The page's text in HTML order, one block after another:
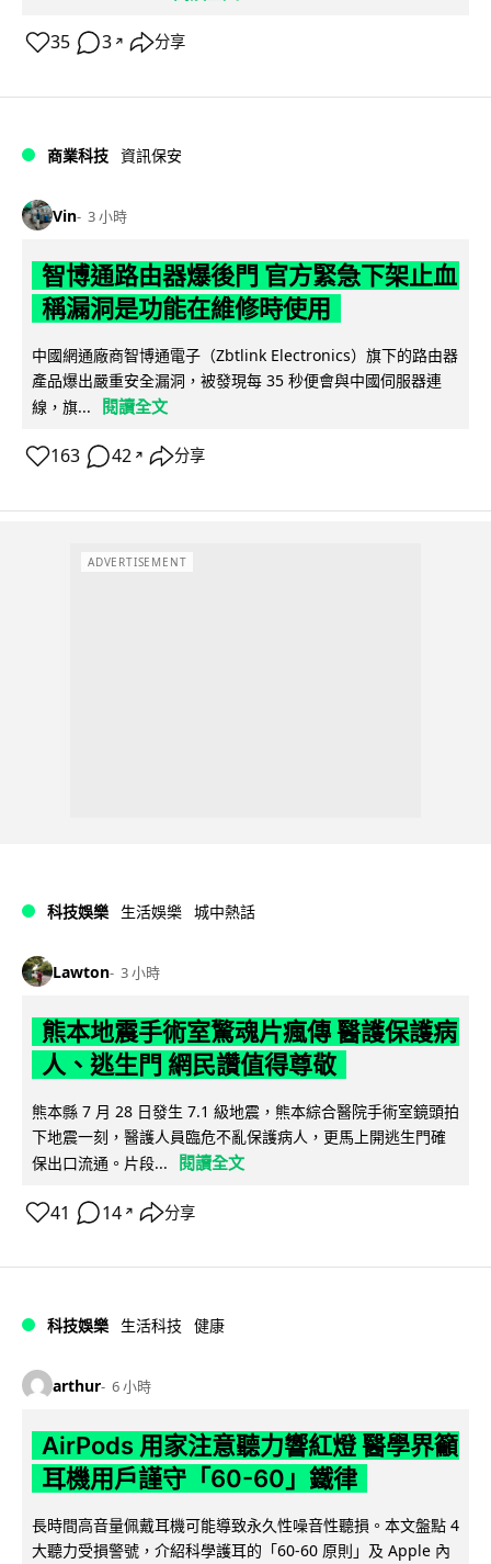
35 3 ↗ 分享
商業科技 資訊保安
Vin 3 小時
智博通路由器爆後門 官方緊急下架止血
稱漏洞是功能在維修時使用
中國網通廠商智博通電子（Zbtlink Electronics）旗下的路由器
產品爆出嚴重安全漏洞，被發現每 35 秒便會與中國伺服器連
線，旗...
閱讀全文
163 42 ↗ 分享
ADVERTISEMENT
科技娛樂 生活娛樂 城中熱話
Lawton 3 小時
熊本地震手術室驚魂片瘋傳 醫護保護病
人、逃生門 網民讚值得尊敬
熊本縣 7 月 28 日發生 7.1 級地震，熊本綜合醫院手術室鏡頭拍
下地震一刻，醫護人員臨危不亂保護病人，更馬上開逃生門確
保出口流通。片段...
閱讀全文
41 14 ↗ 分享
科技娛樂 生活科技 健康
arthur 6 小時
AirPods 用家注意聽力響紅燈 醫學界籲
耳機用戶謹守「60-60」鐵律
長時間高音量佩戴耳機可能導致永久性噪音性聽損。本文盤點 4
大聽力受損警號，介紹科學護耳的「60-60 原則」及 Apple 內